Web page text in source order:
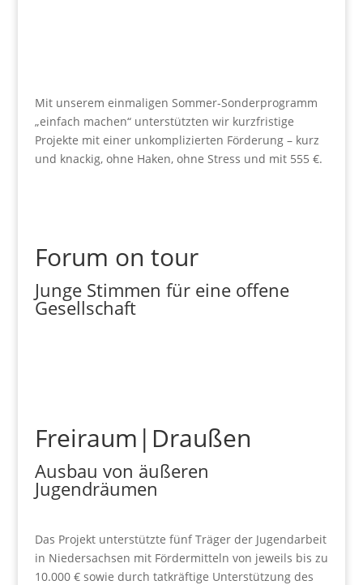
Mit unserem einmaligen Sommer-Sonderprogramm
„einfach machen“ unterstützten wir kurzfristige
Projekte mit einer unkomplizierten Förderung – kurz
und knackig, ohne Haken, ohne Stress und mit 555 €.
Forum on tour
Junge Stimmen für eine offene
Gesellschaft
Freiraum|Draußen
Ausbau von äußeren
Jugendräumen
Das Projekt unterstützte fünf Träger der Jugendarbeit
in Niedersachsen mit Fördermitteln von jeweils bis zu
10.000 € sowie durch tatkräftige Unterstützung des